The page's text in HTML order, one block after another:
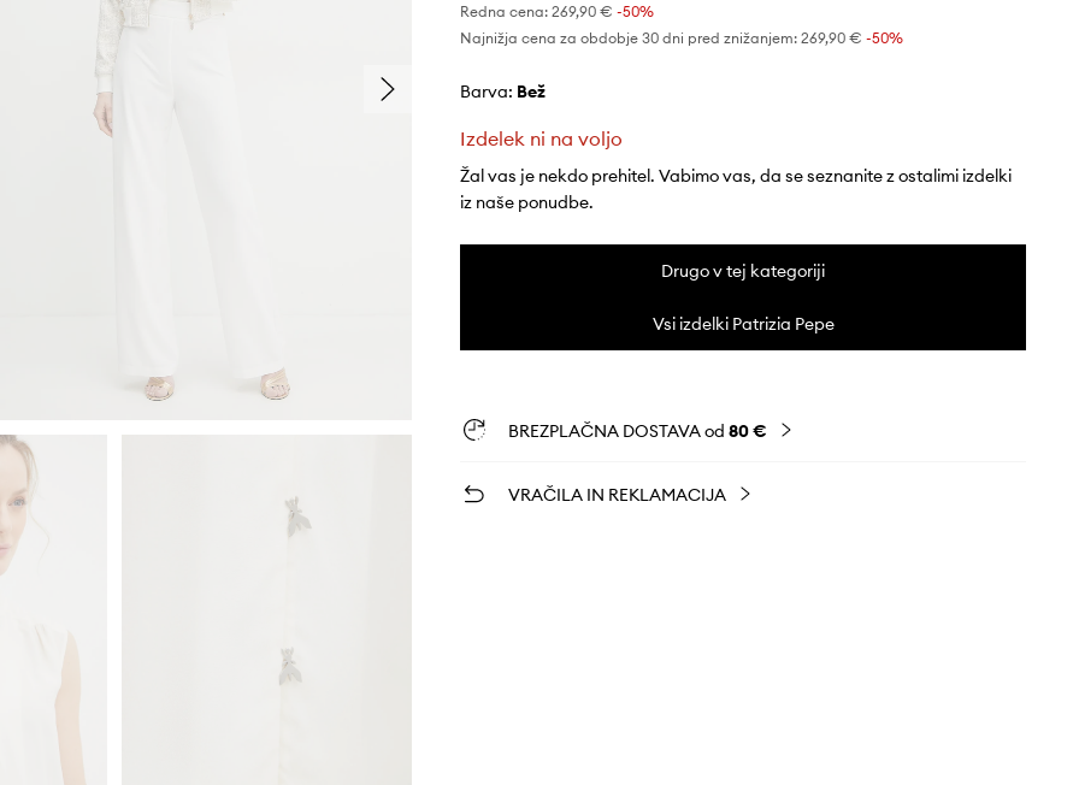
Redna cena: 269,90 € -50%
Najnižja cena za obdobje 30 dni pred znižanjem: 269,90 € -50%
Barva: bež
Izdelek ni na voljo
Žal vas je nekdo prehitel. Vabimo vas, da se seznanite z ostalimi izdelki
iz naše ponudbe.
Drugo v tej kategoriji
Vsi izdelki Patrizia Pepe
BREZPLAČNA DOSTAVA od 80 €
VRAČILA IN REKLAMACIJA